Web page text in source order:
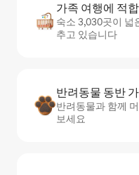
가족 여행에 적
숙소 3,030곳이 넓
추고 있습니다
반려동물 동반
반려동물과 함께
보세요